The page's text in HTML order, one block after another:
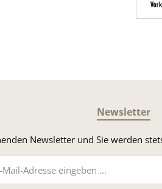
Newsletter
Newsletter und Sie werden